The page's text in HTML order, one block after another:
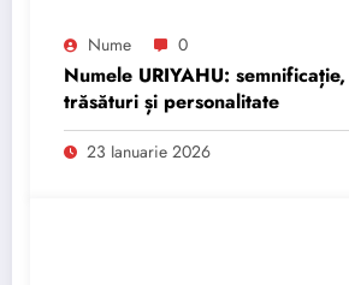
Nume 0
Numele URIYAHU:
trăsături și personalitate
23 Ianuarie 2026